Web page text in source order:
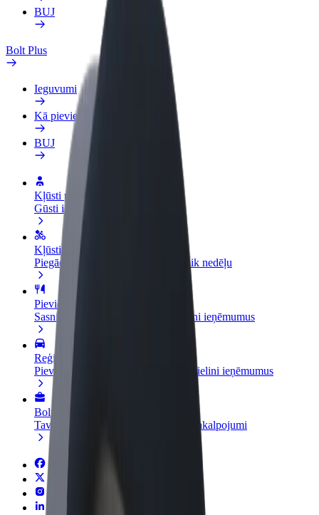
BUJ
Bolt Plus
Ieguvumi
Kā pievienoties
BUJ
Kļūsti par autovadītāju
Gūsti ieņēmumus, kā vēlies
Kļūsti par kurjeru
Piegādā ēdienu un saņem izmaksu ik nedēļu
Pievieno restorānu vai veikalu
Sasniedz vairāk klientu un paaugstini ieņēmumus
Reģistrējies kā autoparka īpašnieks
Pievieno savu autoparku Bolt un palielini ieņēmumus
Bolt for Business
Tavam uzņēmumam pielāgoti Bolt pakalpojumi